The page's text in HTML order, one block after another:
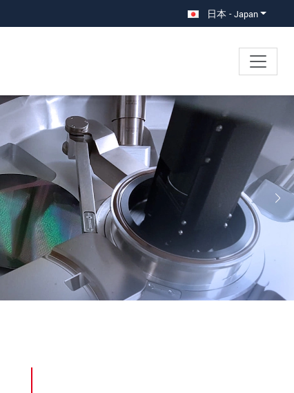
日本 - Japan